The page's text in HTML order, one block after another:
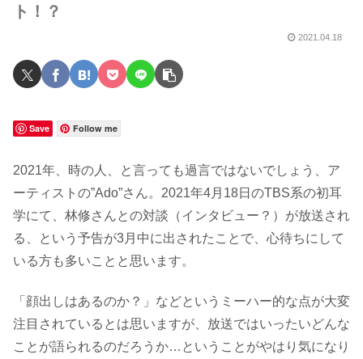
ト！？
2021.04.18
Save Follow me
2021年、時の人、と言っても過言ではないでしょう、ア
ーティストの”Ado”さん。2021年4月18日のTBS系の初耳
学にて、林修さんとの対談（インタビュー？）が放送され
る、という予告が3月中に出されたことで、心待ちにして
いる方も多いことと思います。
「顔出しはあるのか？」などというミーハー的な点が大変
注目されているとは思いますが、放送ではいったいどんな
ことが語られるのだろうか…ということがやはり気になり